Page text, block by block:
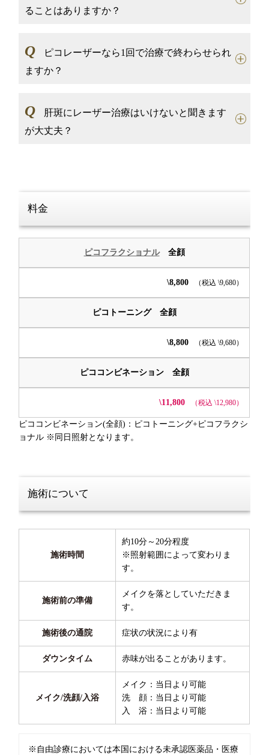
ることはありますか？
Q
ピコレーザーなら1回で治療で終わらせられ
ますか？
Q
肝斑にレーザー治療はいけないと聞きます
が大丈夫？
料金
ピコフラクショナル全顔
\8,800 （税込 \9,680）
ピコトーニング 全顔
\8,800 （税込 \9,680）
ピココンビネーション 全顔
\11,800 （税込 \12,980）
ピココンビネーション(全顔)：ピコトーニング+ピコフラクシ
ョナル ※同日照射となります。
施術について
施術時間
約10分～20分程度
※照射範囲によって変わりま
す。
施術前の準備
メイクを落としていただきま
す。
施術後の通院 症状の状況により有
ダウンタイム 赤味が出ることがあります。
メイク/洗顔/入浴
メイク：当日より可能
洗 顔：当日より可能
入 浴：当日より可能
※自由診療においては本国における未承認医薬品・医療